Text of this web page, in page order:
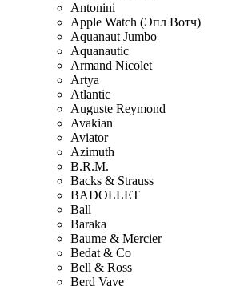
Antonini
Apple Watch (Эпл Вотч)
Aquanaut Jumbo
Aquanautic
Armand Nicolet
Artya
Atlantic
Auguste Reymond
Avakian
Aviator
Azimuth
B.R.M.
Backs & Strauss
BADOLLET
Ball
Baraka
Baume & Mercier
Bedat & Co
Bell & Ross
Berd Vaye